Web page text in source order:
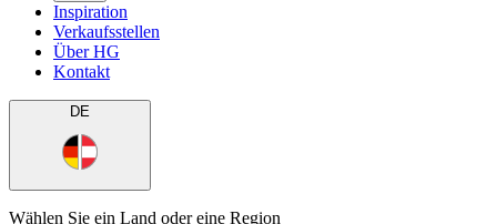
Inspiration
Verkaufsstellen
Über HG
Kontakt
DE
Wählen Sie ein Land oder eine Region